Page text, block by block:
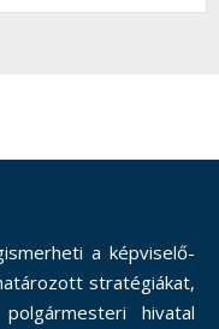
a képviselő-
stratégiákat,
hivatal